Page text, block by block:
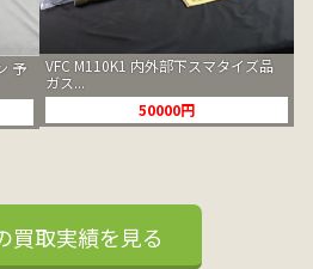
予
VFC M110K1 内外部下スマタイズ品
ガス...
50000円
買取実績を見る